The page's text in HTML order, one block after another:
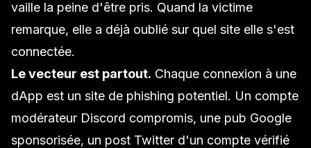
vaille la peine d'être pris. Quand la victime
remarque, elle a déjà oublié sur quel site elle s'est
connectée.
Le vecteur est partout. Chaque connexion à une
dApp est un site de phishing potentiel. Un compte
modérateur Discord compromis, une pub Google
sponsorisée, un post Twitter d'un compte vérifié